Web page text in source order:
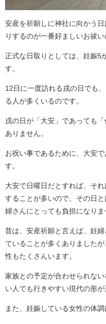
安産を祈願しに神社に向かう
りするのが一番好ましいお祓い
正式な日取りとしては、妊娠5
す。
12日に一度訪れる戌の日でも
る人が多くいるのです。
戌の日が「大安」であっても
ありません。
お祝い事であるために、大安
す。
大安で日曜日だとすれば、そ
することが多いので、その日
婦さんにとっても負担になりま
昔は、安産祈願と言えば、妊
ていることが多くありました
性もたくさんいます。
家族との予定が合わせられな
い人でも行きやすい現代の形が
また、妊娠している女性の体